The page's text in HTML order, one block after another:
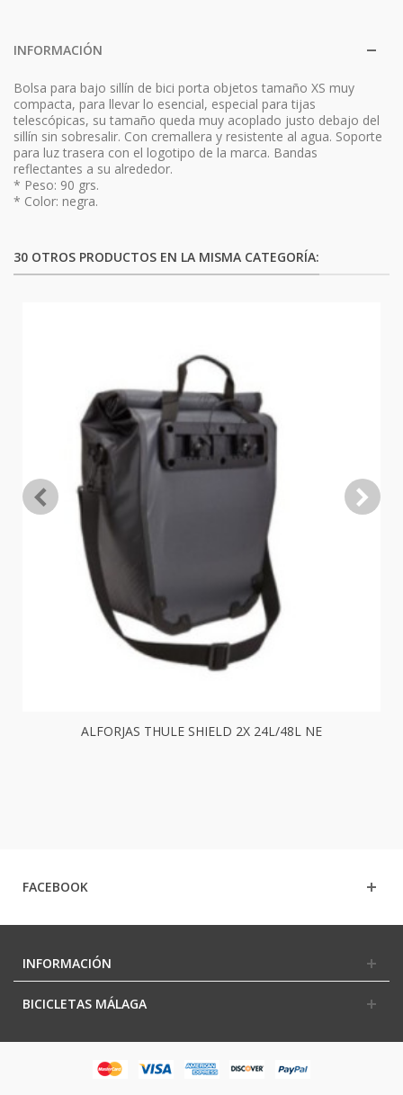
INFORMACIÓN
Bolsa para bajo sillín de bici porta objetos tamaño XS muy
compacta, para llevar lo esencial, especial para tijas
telescópicas, su tamaño queda muy acoplado justo debajo del
sillín sin sobresalir. Con cremallera y resistente al agua. Soporte
para luz trasera con el logotipo de la marca. Bandas
reflectantes a su alrededor.
* Peso: 90 grs.
* Color: negra.
30 OTROS PRODUCTOS EN LA MISMA CATEGORÍA:
ALFORJAS THULE SHIELD 2X 24L/48L NE
FACEBOOK
INFORMACIÓN
BICICLETAS MÁLAGA